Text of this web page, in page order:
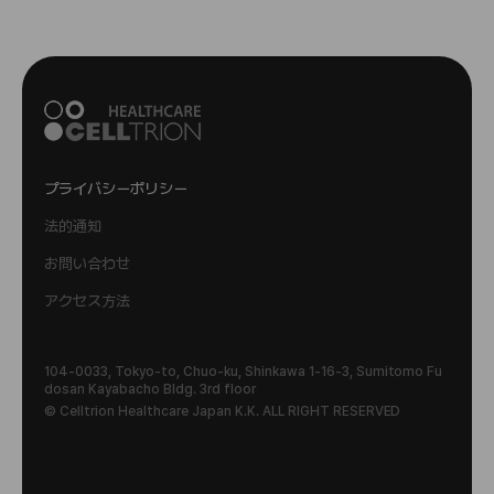
プライバシーポリシー
法的通知
お問い合わせ
アクセス方法
104-0033, Tokyo-to, Chuo-ku, Shinkawa 1-16-3, Sumitomo Fu
dosan Kayabacho Bldg. 3rd floor
© Celltrion Healthcare Japan K.K. ALL RIGHT RESERVED